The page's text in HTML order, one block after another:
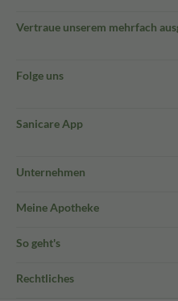
Vertraue unserem mehrfach
Folge uns
Sanicare App
Unternehmen
Meine Apotheke
So geht's
Rechtliches